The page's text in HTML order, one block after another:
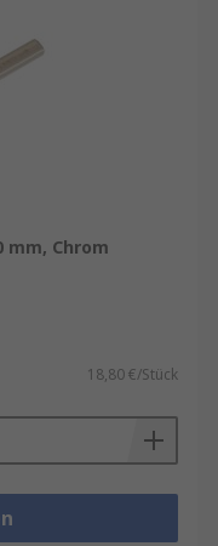
mm, Chrom
18,80 €/Stück